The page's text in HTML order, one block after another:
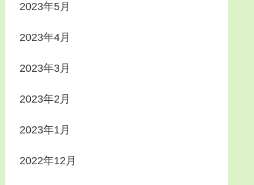
2023年5月
2023年4月
2023年3月
2023年2月
2023年1月
2022年12月